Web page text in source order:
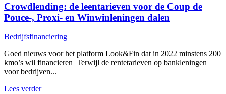
Crowdlending: de leentarieven voor de Coup de
Pouce-, Proxi- en Winwinleningen dalen
Bedrijfsfinanciering
Goed nieuws voor het platform Look&Fin dat in 2022 minstens 200
kmo’s wil financieren Terwijl de rentetarieven op bankleningen
voor bedrijven...
Lees verder